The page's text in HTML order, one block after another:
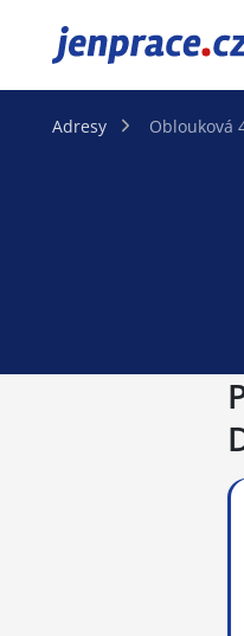
JenPráce.cz
Adresy Oblouková